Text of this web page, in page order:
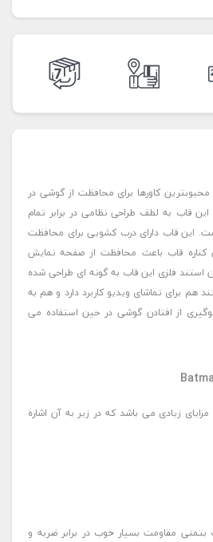
کاورها برای محافظت از گوشی در
قاب به لطف طراحی نظامی در برابر تمام
این قاب دارای درب کشویی برای محافظت
کناره قاب باعث محافظت از صفحه نمایش
فلزی این قاب به گونه ای طراحی شده
این استند هم برای تماشای ویدیو کاربرد دارد و هم به
از افتادن گوشی در حین استفاده می
زیادی می باشد که در زیر به آن اشاره
مقاومت بسیار خوب در برابر ضربه و